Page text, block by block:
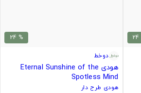
% 24
دوخط
هودی Eternal Sunshine of the
Spotless Mind
هودی طرح دار